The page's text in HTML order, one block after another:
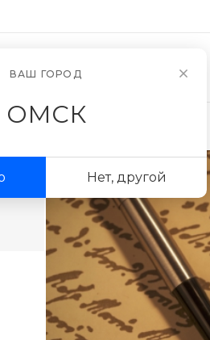
ВАШ ГОРОД
ОМСК
Нет, другой
О компании